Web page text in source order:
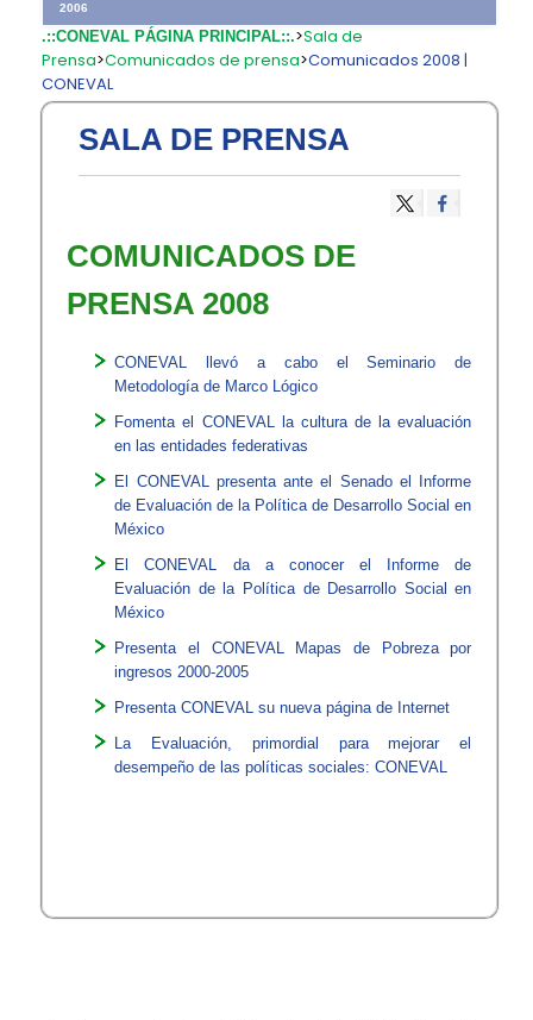
2006
.::CONEVAL PÁGINA PRINCIPAL::.>Sala de
Prensa>Comunicados de prensa>Comunicados 2008 |
CONEVAL
SALA DE PRENSA
COMUNICADOS DE
PRENSA 2008
CONEVAL llevó a cabo el Seminario de
Metodología de Marco Lógico​
Fomenta el CONEVAL la cultura de la evaluación
en las entidades federativas​
El CONEVAL present​a ante el Senado el Informe
de Evaluación de la Política de Desarrollo Social en
México
El CONEVAL da a conocer el Informe de
Evaluación de la Política de Desarrollo Social en
México
Presenta el CONEVAL Mapas de Pobreza por
ingresos 2000-2005
Presenta CONEVAL su nueva página de Internet
L​a Evaluación, primordial para mejorar el
desempeño de las políticas sociales: CONEVAL​